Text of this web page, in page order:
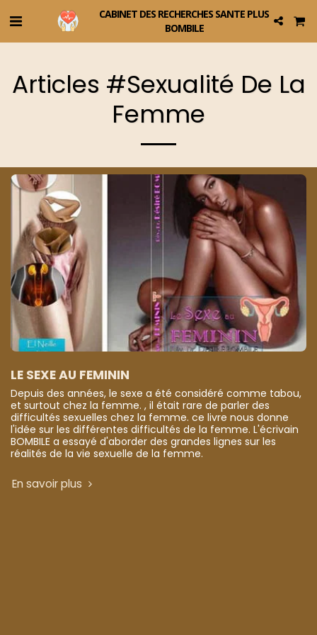
CABINET DES RECHERCHES SANTE PLUS
BOMBILE
Articles #sexualité De La
Femme
LE SEXE AU FEMININ
Depuis des années, le sexe a été considéré comme tabou,
et surtout chez la femme. , il était rare de parler des
difficultés sexuelles chez la femme. ce livre nous donne
l'idée sur les différentes difficultés de la femme. L'écrivain
BOMBILE a essayé d'aborder des grandes lignes sur les
réalités de la vie sexuelle de la femme.
En savoir plus